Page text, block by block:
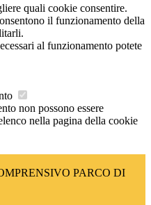
quali cookie consentire.
il funzionamento della
al funzionamento potete
non possono essere
nella pagina della cookie
PARCO DI